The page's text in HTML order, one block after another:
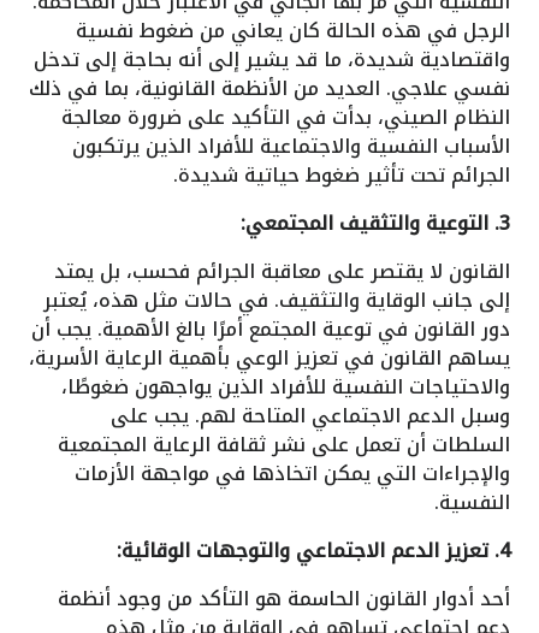
الرجل في هذه الحالة كان يعاني من ضغوط نفسية
واقتصادية شديدة، ما قد يشير إلى أنه بحاجة إلى تدخل
نفسي علاجي. العديد من الأنظمة القانونية، بما في ذلك
النظام الصيني، بدأت في التأكيد على ضرورة معالجة
الأسباب النفسية والاجتماعية للأفراد الذين يرتكبون
الجرائم تحت تأثير ضغوط حياتية شديدة.
3. التوعية والتثقيف المجتمعي:
القانون لا يقتصر على معاقبة الجرائم فحسب، بل يمتد
إلى جانب الوقاية والتثقيف. في حالات مثل هذه، يُعتبر
دور القانون في توعية المجتمع أمرًا بالغ الأهمية. يجب أن
يساهم القانون في تعزيز الوعي بأهمية الرعاية الأسرية،
والاحتياجات النفسية للأفراد الذين يواجهون ضغوطًا،
وسبل الدعم الاجتماعي المتاحة لهم. يجب على
السلطات أن تعمل على نشر ثقافة الرعاية المجتمعية
والإجراءات التي يمكن اتخاذها في مواجهة الأزمات
النفسية.
4. تعزيز الدعم الاجتماعي والتوجهات الوقائية:
أحد أدوار القانون الحاسمة هو التأكد من وجود أنظمة